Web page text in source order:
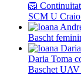
🦁
SCM U
Bascht
Daria Toma
Baschet